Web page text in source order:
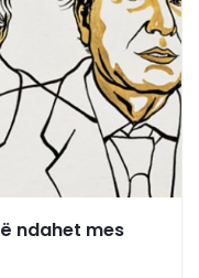
ndahet mes